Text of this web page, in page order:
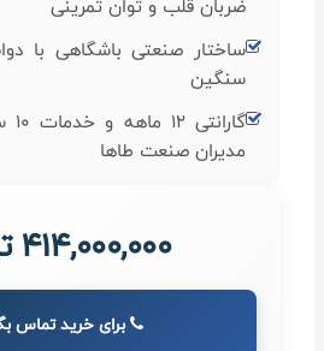
ضربان قلب و توان تمرینی
ساختار صنعتی باشگاهی با
سنگین
مدیران صنعت طاها
414,000,000 تومان
برای خرید تماس